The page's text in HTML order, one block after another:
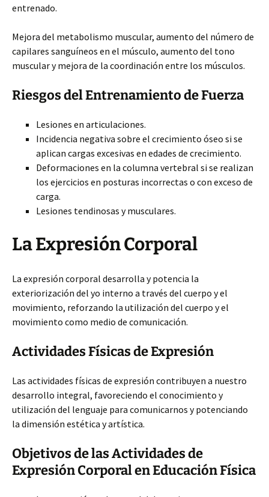
entrenado.
Mejora del metabolismo muscular, aumento del número de
capilares sanguíneos en el músculo, aumento del tono
muscular y mejora de la coordinación entre los músculos.
Riesgos del Entrenamiento de Fuerza
Lesiones en articulaciones.
Incidencia negativa sobre el crecimiento óseo si se
aplican cargas excesivas en edades de crecimiento.
Deformaciones en la columna vertebral si se realizan
los ejercicios en posturas incorrectas o con exceso de
carga.
Lesiones tendinosas y musculares.
La Expresión Corporal
La expresión corporal desarrolla y potencia la
exteriorización del yo interno a través del cuerpo y el
movimiento, reforzando la utilización del cuerpo y el
movimiento como medio de comunicación.
Actividades Físicas de Expresión
Las actividades físicas de expresión contribuyen a nuestro
desarrollo integral, favoreciendo el conocimiento y
utilización del lenguaje para comunicarnos y potenciando
la dimensión estética y artística.
Objetivos de las Actividades de
Expresión Corporal en Educación Física